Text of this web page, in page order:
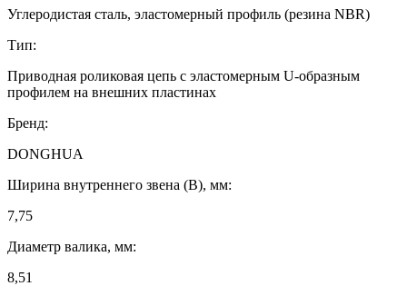
Углеродистая сталь, эластомерный профиль (резина NBR)
Тип:
Приводная роликовая цепь с эластомерным U-образным
профилем на внешних пластинах
Бренд:
DONGHUA
Ширина внутреннего звена (B), мм:
7,75
Диаметр валика, мм:
8,51